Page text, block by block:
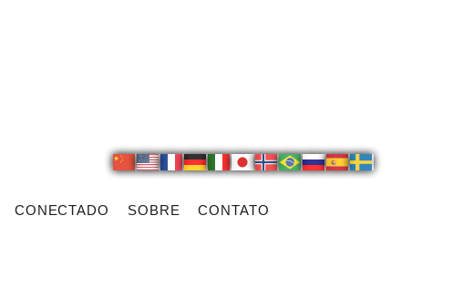
CONECTADO SOBRE CONTATO